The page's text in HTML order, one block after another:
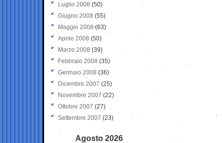
Luglio 2008 (50)
Giugno 2008 (55)
Maggio 2008(63)
Aprile 2008 (50)
Marzo 2008 (39)
Febbraio 2008 (35)
Gennaio 2008 (36)
Dicembre 2007 (25)
Novembre 2007 (22)
Ottobre 2007 (27)
Settembre 2007 (23)
Agosto 2026